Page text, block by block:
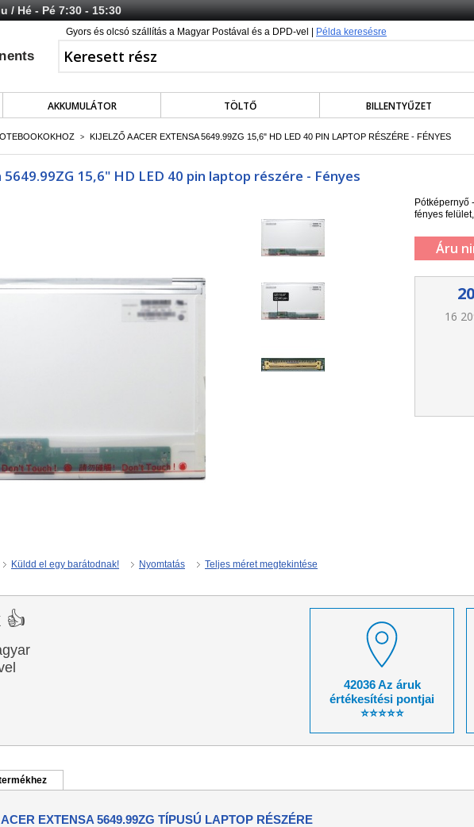
/ Hé - Pé 7:30 - 15:30
Gyors és olcsó szállítás a Magyar Postával és a DPD-vel | Példa keresésre
AKKUMULÁTOR TÖLTŐ BILLENTYŰZET
> KIJELZŐ A ACER EXTENSA 5649.99ZG 15,6" HD LED 40 PIN LAPTOP RÉSZÉRE - FÉNYES
15,6" HD LED 40 pin laptop részére - Fényes
Pótképernyő
fényes
Áru
16
Küldd el egy barátodnak! Nyomtatás Teljes méret megtekintése
👍
42036 Az áruk
értékesítési pontjai
⭐⭐⭐⭐⭐
EXTENSA 5649.99ZG TÍPUSÚ LAPTOP RÉSZÉRE